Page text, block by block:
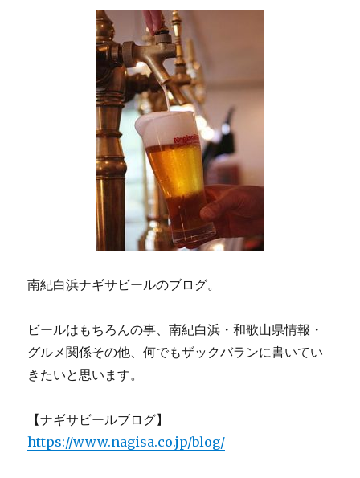
南紀白浜ナギサビールのブログ。
ビールはもちろんの事、南紀白浜・和歌山県情報・
グルメ関係その他、何でもザックバランに書いてい
きたいと思います。
【ナギサビールブログ】
https://www.nagisa.co.jp/blog/